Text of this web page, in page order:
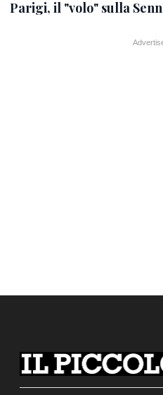
Parigi, il "volo" sulla